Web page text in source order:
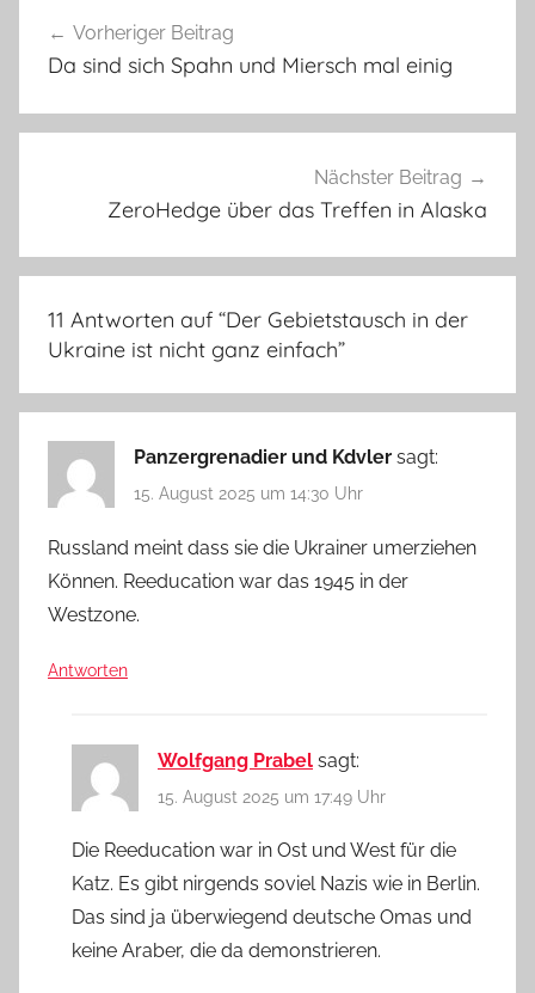
Vorheriger Beitrag
Da sind sich Spahn und Miersch mal einig
Nächster Beitrag
ZeroHedge über das Treffen in Alaska
11 Antworten auf “Der Gebietstausch in der
Ukraine ist nicht ganz einfach”
Panzergrenadier und Kdvler sagt:
15. August 2025 um 14:30 Uhr
Russland meint dass sie die Ukrainer umerziehen
Können. Reeducation war das 1945 in der
Westzone.
Antworten
Wolfgang Prabel sagt:
15. August 2025 um 17:49 Uhr
Die Reeducation war in Ost und West für die
Katz. Es gibt nirgends soviel Nazis wie in Berlin.
Das sind ja überwiegend deutsche Omas und
keine Araber, die da demonstrieren.